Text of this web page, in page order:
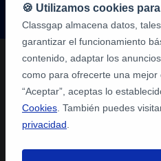
🍪 Utilizamos cookies
Classgap almacena datos,
garantizar el funcionamiento
contenido, adaptar los
como para ofrecerte una mejor
“Aceptar”, aceptas lo
Cookies . También puedes
privacidad